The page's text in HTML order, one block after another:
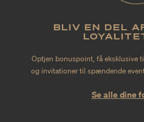
BLIV EN DEL
Optjen bonuspoint, få eksklusive
og invitationer til spændende
Se alle dine